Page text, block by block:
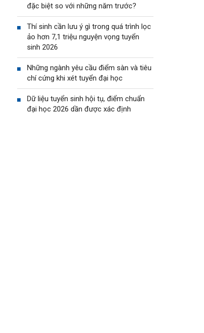
đặc biệt so với những năm trước?
Thí sinh cần lưu ý gì trong quá trình lọc
ảo hơn 7,1 triệu nguyện vọng tuyển
sinh 2026
Những ngành yêu cầu điểm sàn và tiêu
chí cứng khi xét tuyển đại học
Dữ liệu tuyển sinh hội tụ, điểm chuẩn
đại học 2026 dần được xác định